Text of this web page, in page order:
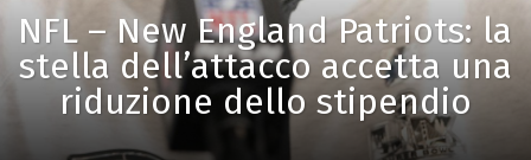
NFL – New England Patriots: la
stella dell’attacco accetta una
riduzione dello stipendio